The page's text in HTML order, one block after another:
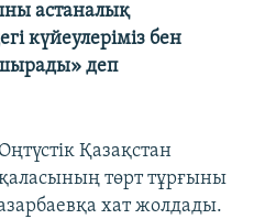
астаналық
күйеулеріміз бен
деп
Қазақстан
төрт тұрғыны
хат жолдады.